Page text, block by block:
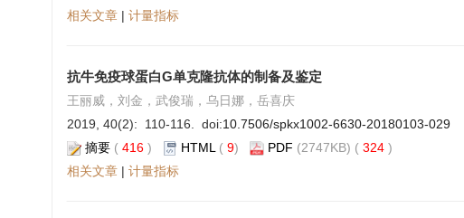
相关文章 | 计量指标
抗牛免疫球蛋白G单克隆抗体的制备及鉴定
王丽威，刘金，武俊瑞，乌日娜，岳喜庆
2019, 40(2): 110-116. doi:10.7506/spkx1002-6630-20180103-029
摘要 ( 416 ) HTML ( 9) PDF (2747KB) ( 324 )
相关文章 | 计量指标